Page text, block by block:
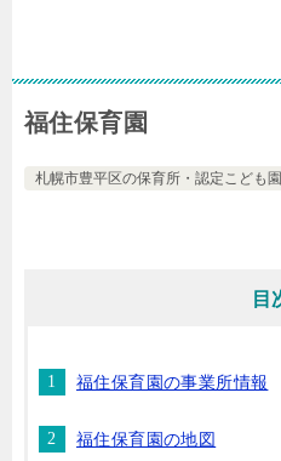
福住保育園
札幌市豊平区の保育所・認定こども
目
福住保育園の事業所情報
福住保育園の地図